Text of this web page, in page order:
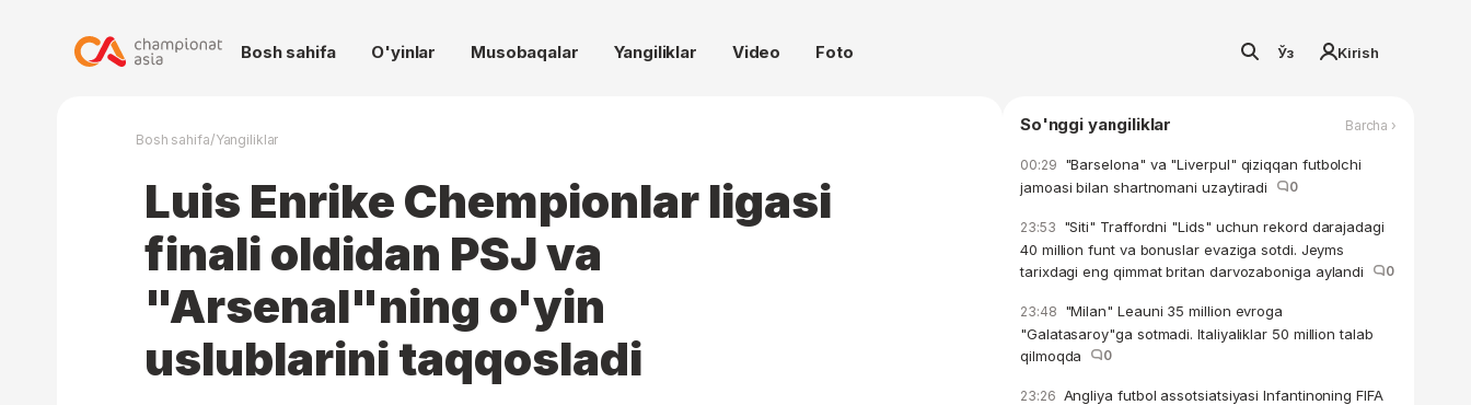
Bosh sahifa O'yinlar Musobaqalar Yangiliklar Video Foto Ўз Kirish
Bosh sahifa/Yangiliklar
Luis Enrike Chempionlar ligasi
finali oldidan PSJ va
"Arsenal"ning o'yin
uslublarini taqqosladi
So'nggi yangiliklar Barcha ›
00:29 "Barselona" va "Liverpul" qiziqqan futbolchi
jamoasi bilan shartnomani uzaytiradi
0
23:53 "Siti" Traffordni "Lids" uchun rekord darajadagi
40 million funt va bonuslar evaziga sotdi. Jeyms
tarixdagi eng qimmat britan darvozaboniga aylandi
0
23:48 "Milan" Leauni 35 million evroga
"Galatasaroy"ga sotmadi. Italiyaliklar 50 million talab
qilmoqda
0
23:26 Angliya futbol assotsiatsiyasi Infantinoning FIFA